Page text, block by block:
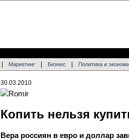
Маркетинг Бизнес Политика и
30.03.2010
Копить нельзя
Вера россиян в евро и доллар